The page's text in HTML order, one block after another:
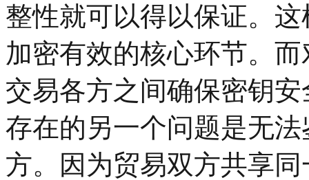
整性就可以得以保证。
加密有效的核心环节。
交易各方之间确保密钥
存在的另一个问题是无
方。因为贸易双方共享